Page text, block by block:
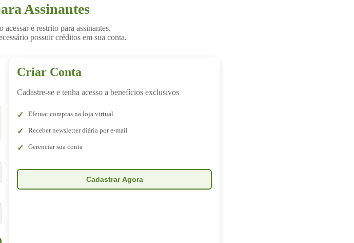
Assinantes
é restrito para assinantes.
possuir créditos em sua conta.
Criar Conta
Cadastre-se e tenha acesso a benefícios exclusivos
Efetuar compras na loja virtual
Receber newsletter diária por e-mail
Gerenciar sua conta
Cadastrar Agora